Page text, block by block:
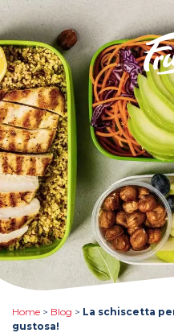
Home > Blog > La schiscetta
gustosa!